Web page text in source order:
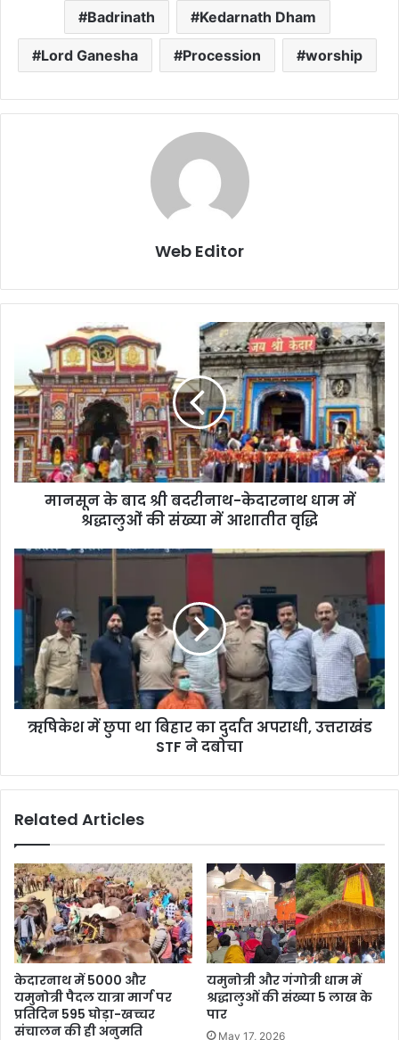
Badrinath Kedarnath Dham
Lord Ganesha Procession worship
Web Editor
मानसून के बाद श्री बदरीनाथ-केदारनाथ धाम में
श्रद्धालुओं की संख्या में आशातीत वृद्धि
ऋषिकेश में छुपा था बिहार का दुर्दांत अपराधी, उत्तराखंड
STF ने दबोचा
Related Articles
केदारनाथ में 5000 और
यमुनोत्री पैदल यात्रा मार्ग पर
प्रतिदिन 595 घोड़ा-खच्चर
संचालन की ही अनुमति
यमुनोत्री और गंगोत्री धाम में
श्रद्धालुओं की संख्या 5 लाख के
पार
May 17, 2026